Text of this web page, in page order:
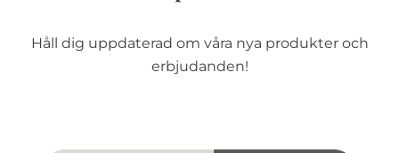
Håll dig uppdaterad om våra nya produkter och
erbjudanden!